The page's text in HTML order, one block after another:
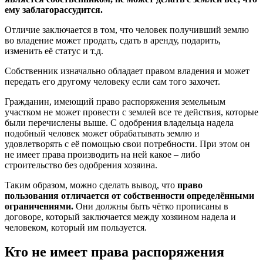
ему заблагорассудится.
Отличие заключается в том, что человек получивший землю
во владение может продать, сдать в аренду, подарить,
изменить её статус и т.д.
Собственник изначально обладает правом владения и может
передать его другому человеку если сам того захочет.
Гражданин, имеющий право распоряжения земельным
участком не может провести с землей все те действия, которые
были перечислены выше. С одобрения владельца надела
подобный человек может обрабатывать землю и
удовлетворять с её помощью свои потребности. При этом он
не имеет права производить на ней какое – либо
строительство без одобрения хозяина.
Таким образом, можно сделать вывод, что право
пользования отличается от собственности определёнными
ограничениями. Они должны быть чётко прописаны в
договоре, который заключается между хозяином надела и
человеком, который им пользуется.
Кто не имеет права распоряжения